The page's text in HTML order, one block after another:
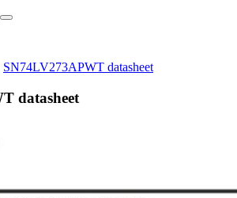
SN74LV273APWT datasheet
datasheet